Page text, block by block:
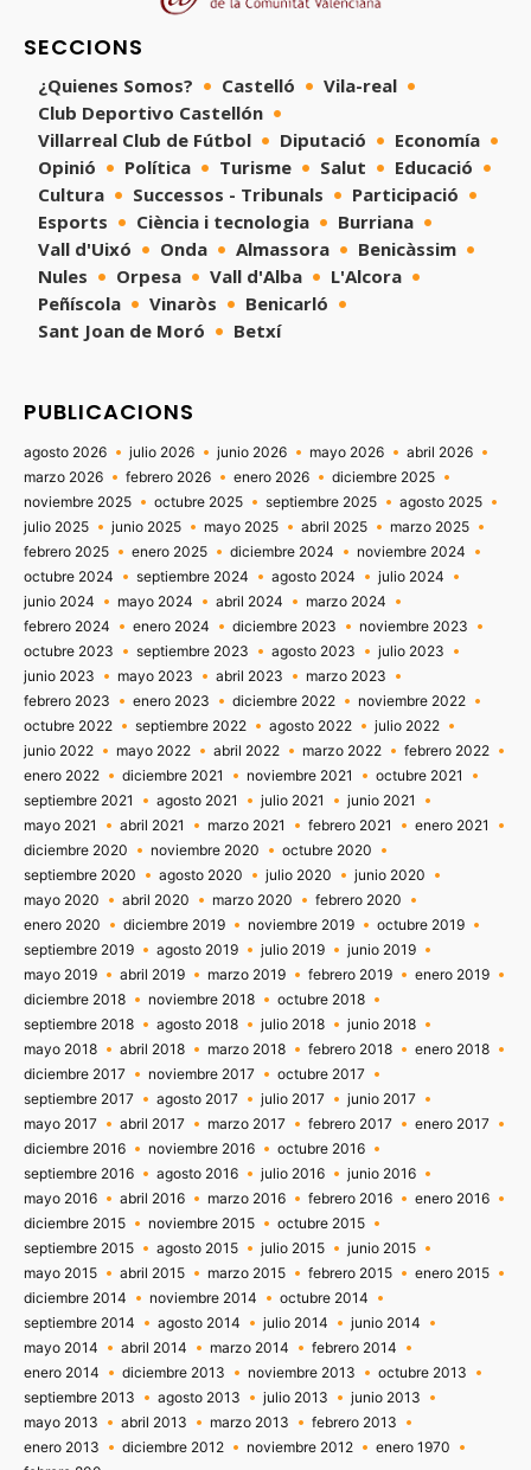
SECCIONS
¿Quienes Somos? Castelló
Vila-real
Club Deportivo Castellón
Villarreal Club de Fútbol
Diputació
Economía
Opinió
Política Turisme Salut
Educació
Cultura
Successos - Tribunals
Participació
Esports
Ciència i tecnologia
Burriana
Vall d'Uixó
Onda Almassora
Benicàssim
Nules
Orpesa Vall d'Alba
L'Alcora
Peñíscola
Vinaròs
Benicarló
Sant Joan de Moró
Betxí
PUBLICACIONS
agosto 2026 julio 2026 junio 2026 mayo 2026
abril 2026
marzo 2026
febrero 2026 enero 2026
diciembre 2025
noviembre 2025
octubre 2025 septiembre 2025
agosto 2025
julio 2025
junio 2025 mayo 2025 abril 2025
marzo 2025
febrero 2025
enero 2025 diciembre 2024
noviembre 2024
octubre 2024
septiembre 2024 agosto 2024
julio 2024
junio 2024
mayo 2024 abril 2024
marzo 2024
febrero 2024
enero 2024 diciembre 2023
noviembre 2023
octubre 2023
septiembre 2023 agosto 2023
julio 2023
junio 2023
mayo 2023 abril 2023
marzo 2023
febrero 2023
enero 2023 diciembre 2022
noviembre 2022
octubre 2022
septiembre 2022 agosto 2022
julio 2022
junio 2022
mayo 2022 abril 2022 marzo 2022
febrero 2022
enero 2022
diciembre 2021 noviembre 2021
octubre 2021
septiembre 2021
agosto 2021 julio 2021
junio 2021
mayo 2021
abril 2021 marzo 2021 febrero 2021
enero 2021
diciembre 2020
noviembre 2020
octubre 2020
septiembre 2020
agosto 2020 julio 2020
junio 2020
mayo 2020
abril 2020 marzo 2020
febrero 2020
enero 2020
diciembre 2019 noviembre 2019
octubre 2019
septiembre 2019
agosto 2019 julio 2019
junio 2019
mayo 2019
abril 2019 marzo 2019 febrero 2019
enero 2019
diciembre 2018
noviembre 2018
octubre 2018
septiembre 2018
agosto 2018 julio 2018
junio 2018
mayo 2018
abril 2018 marzo 2018 febrero 2018
enero 2018
diciembre 2017
noviembre 2017
octubre 2017
septiembre 2017
agosto 2017 julio 2017
junio 2017
mayo 2017
abril 2017 marzo 2017 febrero 2017
enero 2017
diciembre 2016
noviembre 2016
octubre 2016
septiembre 2016
agosto 2016 julio 2016
junio 2016
mayo 2016
abril 2016 marzo 2016 febrero 2016
enero 2016
diciembre 2015
noviembre 2015
octubre 2015
septiembre 2015
agosto 2015 julio 2015
junio 2015
mayo 2015
abril 2015 marzo 2015 febrero 2015
enero 2015
diciembre 2014
noviembre 2014
octubre 2014
septiembre 2014
agosto 2014 julio 2014
junio 2014
mayo 2014
abril 2014 marzo 2014
febrero 2014
enero 2014
diciembre 2013 noviembre 2013
octubre 2013
septiembre 2013
agosto 2013 julio 2013
junio 2013
mayo 2013
abril 2013 marzo 2013
febrero 2013
enero 2013
diciembre 2012 noviembre 2012
enero 1970